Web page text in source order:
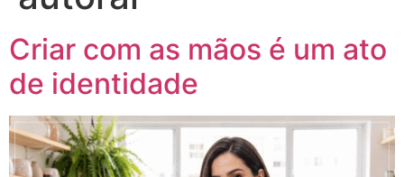
Criar com as mãos é um ato
de identidade